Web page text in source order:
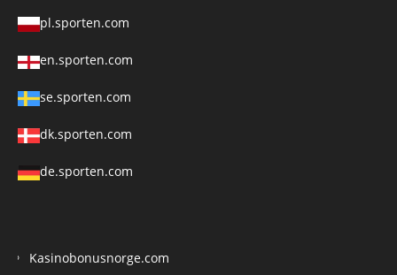
pl.sporten.com
en.sporten.com
se.sporten.com
dk.sporten.com
de.sporten.com
Kasinobonusnorge.com